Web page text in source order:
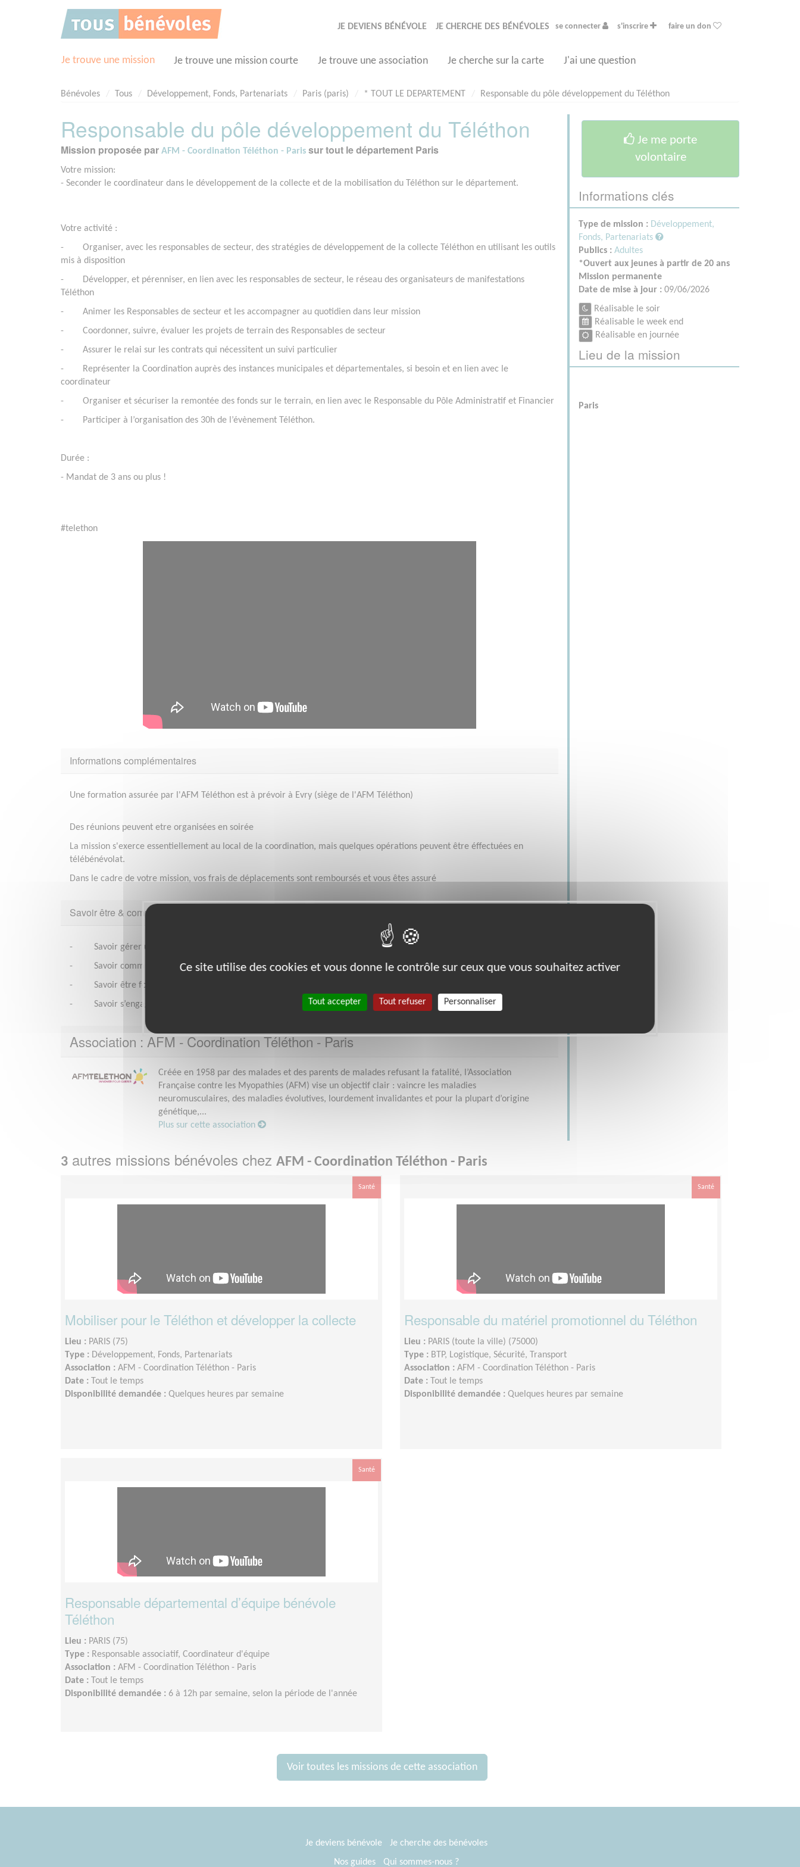
JE DEVIENS BÉNÉVOLE JE CHERCHE DES BÉNÉVOLES se connecter s'inscrire faire un don
Je trouve une mission Je trouve une mission courte Je trouve une association Je cherche sur la carte J'ai une question
Bénévoles Tous Développement, Fonds, Partenariats Paris (paris) * TOUT LE DEPARTEMENT Responsable du pôle développement du Téléthon
Responsable du pôle développement du Téléthon
Mission proposée par AFM - Coordination Téléthon - Paris sur tout le département Paris
Votre mission:
- Seconder le coordinateur dans le développement de la collecte et de la mobilisation du Téléthon sur le département.
Votre activité :
- Organiser, avec les responsables de secteur, des stratégies de développement de la collecte Téléthon en utilisant les outils
mis à disposition
- Développer, et pérenniser, en lien avec les responsables de secteur, le réseau des organisateurs de manifestations
Téléthon
- Animer les Responsables de secteur et les accompagner au quotidien dans leur mission
- Coordonner, suivre, évaluer les projets de terrain des Responsables de secteur
- Assurer le relai sur les contrats qui nécessitent un suivi particulier
- Représenter la Coordination auprès des instances municipales et départementales, si besoin et en lien avec le
coordinateur
- Organiser et sécuriser la remontée des fonds sur le terrain, en lien avec le Responsable du Pôle Administratif et Financier
- Participer à l’organisation des 30h de l’évènement Téléthon.
Durée :
- Mandat de 3 ans ou plus !
#telethon
Informations complémentaires
Une formation assurée par l'AFM Téléthon est à prévoir à Evry (siège de l'AFM Téléthon)
Des réunions peuvent etre organisées en soirée
La mission s'exerce essentiellement au local de la coordination, mais quelques opérations peuvent être éffectuées en
télébénévolat.
Dans le cadre de votre mission, vos frais de déplacements sont remboursés et vous êtes assuré
Savoir être & compétences
- Savoir gérer un projet, prioriser et planifier
- Savoir communiquer, écouter, argumenter
- Savoir être force de proposition
- Savoir s’engager et assumer des responsabilités
Le temps consacré à votre mission s’adapte à votre
Septembre à Février
Association : AFM - Coordination Téléthon - Paris
Créée en 1958 par des malades et des parents de malades refusant la fatalité, l’Association
Française contre les Myopathies (AFM) vise un objectif clair : vaincre les maladies
neuromusculaires, des maladies évolutives, lourdement invalidantes et pour la plupart d’origine
génétique,...
Plus sur cette association
Je me porte
volontaire
Informations clés
Type de mission : Développement,
Fonds, Partenariats
Publics : Adultes
*Ouvert aux jeunes à partir de 20 ans
Mission permanente
Date de mise à jour : 09/06/2026
Réalisable le soir
Réalisable le week end
Réalisable en journée
Lieu de la mission
Paris
3 autres missions bénévoles chez AFM - Coordination Téléthon - Paris
Santé
Mobiliser pour le Téléthon et développer la collecte
Lieu : PARIS (75)
Type : Développement, Fonds, Partenariats
Association : AFM - Coordination Téléthon - Paris
Date :
Tout le temps
Disponibilité demandée : Quelques heures par semaine
Santé
Responsable du matériel promotionnel du Téléthon
Lieu : PARIS (toute la ville) (75000)
Type : BTP, Logistique, Sécurité, Transport
Association : AFM - Coordination Téléthon - Paris
Date :
Tout le temps
Disponibilité demandée : Quelques heures par semaine
Santé
Responsable départemental d’équipe bénévole
Téléthon
Lieu : PARIS (75)
Type : Responsable associatif, Coordinateur d'équipe
Association : AFM - Coordination Téléthon - Paris
Date :
Tout le temps
Disponibilité demandée : 6 à 12h par semaine, selon la période de l'année
Voir toutes les missions de cette association
Je deviens bénévole
Je cherche des bénévoles
Nos guides
Qui sommes-nous ?
Ce site utilise des cookies et vous donne le contrôle sur ceux que vous souhaitez activer
Tout accepter Tout refuser Personnaliser